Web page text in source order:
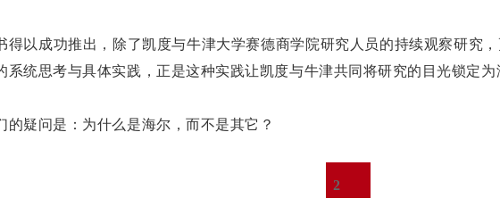
得以成功推出，除了凯度与牛津大学赛德商学院研究人员的持续观察研究
系统思考与具体实践，正是这种实践让凯度与牛津共同将研究的目光锁定为
的疑问是：为什么是海尔，而不是其它？
2